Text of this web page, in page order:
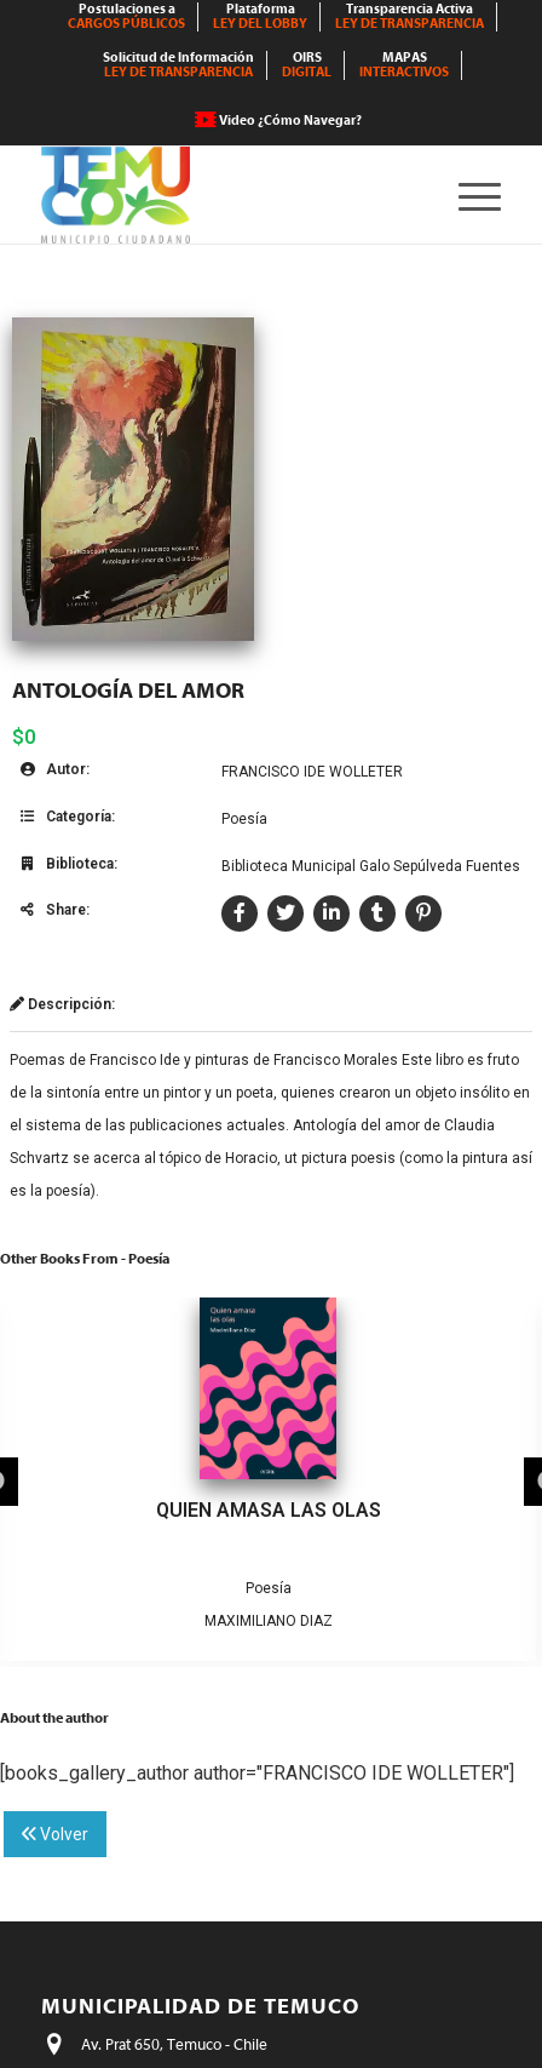
Postulaciones a
CARGOS PÚBLICOS
Plataforma
LEY DEL LOBBY
Transparencia Activa
LEY DE TRANSPARENCIA
Solicitud de Información
LEY DE TRANSPARENCIA
OIRS
DIGITAL
MAPAS
INTERACTIVOS
Video ¿Cómo Navegar?
ANTOLOGÍA DEL AMOR
$0
Autor: FRANCISCO IDE WOLLETER
Categoría: Poesía
Biblioteca: Biblioteca Municipal Galo Sepúlveda Fuentes
Share:
Descripción:
Poemas de Francisco Ide y pinturas de Francisco Morales Este libro es fruto
de la sintonía entre un pintor y un poeta, quienes crearon un objeto insólito en
el sistema de las publicaciones actuales. Antología del amor de Claudia
Schvartz se acerca al tópico de Horacio, ut pictura poesis (como la pintura así
es la poesía).
Other Books From - Poesía
QUIEN AMASA LAS OLAS
Poesía
MAXIMILIANO DIAZ
About the author
[books_gallery_author author="FRANCISCO IDE WOLLETER"]
Volver
MUNICIPALIDAD DE TEMUCO
Av. Prat 650, Temuco - Chile